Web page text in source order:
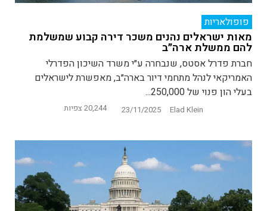
פופולאריות
מאות ישראלים נהנים משכר דירה קבוע שמשלמת
להם ממשלת ארה״ב
חברת פדרל אסטס, שנבחרה ע״י משרד השיכון הפדרלי
האמריקאי לנהל מתחמי דיור בארה״ב, מאפשרת לישראלים
בעלי הון פנוי של 250,000...
Elad Klein
23/11/2025 20,244 צפיות